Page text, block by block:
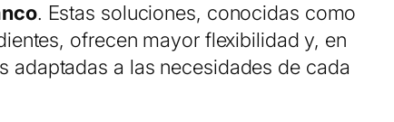
. Estas soluciones, conocidas como
, ofrecen mayor flexibilidad y, en
adaptadas a las necesidades de cada